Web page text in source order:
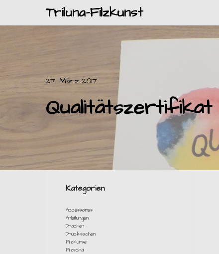
Triluna-Filzkunst
27. März 2017
Qualitätszertifikat
Kategorien
Accessoires
Anleitungen
Drachen
Drucksachen
Filzkurse
Filzschal